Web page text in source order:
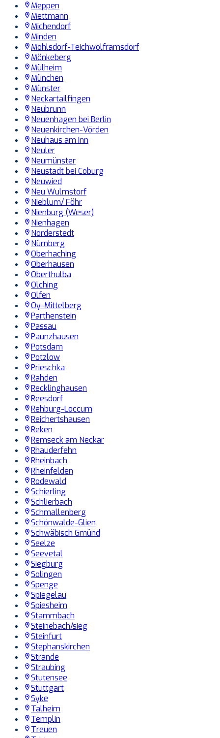
Meppen
Mettmann
Michendorf
Minden
Mohlsdorf-Teichwolframsdorf
Mönkeberg
Mülheim
München
Münster
Neckartailfingen
Neubrunn
Neuenhagen bei Berlin
Neuenkirchen-Vörden
Neuhaus am Inn
Neuler
Neumünster
Neustadt bei Coburg
Neuwied
Neu Wulmstorf
Nieblum/ Föhr
Nienburg (Weser)
Nienhagen
Norderstedt
Nürnberg
Oberhaching
Oberhausen
Oberthulba
Olching
Olfen
Oy-Mittelberg
Parthenstein
Passau
Paunzhausen
Potsdam
Potzlow
Prieschka
Rahden
Recklinghausen
Reesdorf
Rehburg-Loccum
Reichertshausen
Reken
Remseck am Neckar
Rhauderfehn
Rheinbach
Rheinfelden
Rodewald
Schierling
Schlierbach
Schmallenberg
Schönwalde-Glien
Schwäbisch Gmünd
Seelze
Seevetal
Siegburg
Solingen
Spenge
Spiegelau
Spiesheim
Stammbach
Steinebach/sieg
Steinfurt
Stephanskirchen
Strande
Straubing
Stutensee
Stuttgart
Syke
Talheim
Templin
Treuen